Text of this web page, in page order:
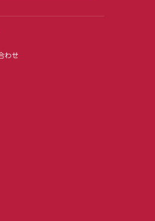
わせ